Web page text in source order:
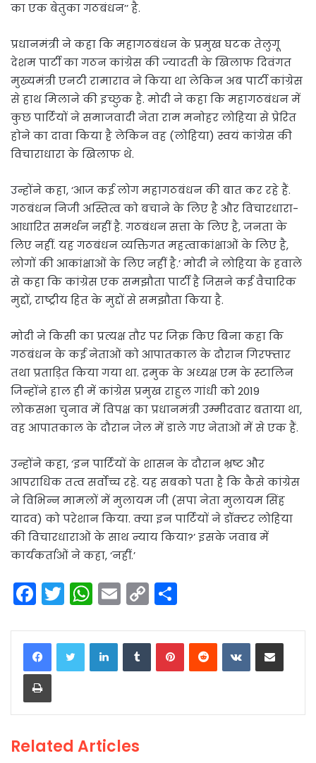
का एक बेतुका गठबंधन’’ है.
प्रधानमंत्री ने कहा कि महागठबंधन के प्रमुख घटक तेलुगू
देशम पार्टी का गठन कांग्रेस की ज्यादती के खिलाफ दिवंगत
मुख्यमंत्री एनटी रामाराव ने किया था लेकिन अब पार्टी कांग्रेस
से हाथ मिलाने की इच्छुक है. मोदी ने कहा कि महागठबंधन में
कुछ पार्टियों ने समाजवादी नेता राम मनोहर लोहिया से प्रेरित
होने का दावा किया है लेकिन वह (लोहिया) स्वयं कांग्रेस की
विचाराधारा के खिलाफ थे.
उन्होंने कहा, ‘आज कई लोग महागठबंधन की बात कर रहे हैं.
गठबंधन निजी अस्तित्व को बचाने के लिए है और विचारधारा-
आधारित समर्थन नहीं है. गठबंधन सत्ता के लिए है, जनता के
लिए नहीं. यह गठबंधन व्यक्तिगत महत्वाकांक्षाओं के लिए है,
लोगों की आकांक्षाओं के लिए नहीं है.’ मोदी ने लोहिया के हवाले
से कहा कि कांग्रेस एक समझौता पार्टी है जिसने कई वैचारिक
मुद्दों, राष्ट्रीय हित के मुद्दों से समझौता किया है.
मोदी ने किसी का प्रत्यक्ष तौर पर जिक्र किए बिना कहा कि
गठबंधन के कई नेताओं को आपातकाल के दौरान गिरफ्तार
तथा प्रताड़ित किया गया था. द्रमुक के अध्यक्ष एम के स्टालिन
जिन्होंने हाल ही में कांग्रेस प्रमुख राहुल गांधी को 2019
लोकसभा चुनाव में विपक्ष का प्रधानमंत्री उम्मीदवार बताया था,
वह आपातकाल के दौरान जेल में डाले गए नेताओं में से एक हैं.
उन्होंने कहा, ‘इन पार्टियों के शासन के दौरान भ्रष्ट और
आपराधिक तत्व सर्वोच्च रहे. यह सबको पता है कि कैसे कांग्रेस
ने विभिन्न मामलों में मुलायम जी (सपा नेता मुलायम सिंह
यादव) को परेशान किया. क्या इन पार्टियों ने डॉक्टर लोहिया
की विचारधाराओं के साथ न्याय किया?’ इसके जवाब में
कार्यकर्ताओं ने कहा, ‘नहीं.’
F
c
e
b
o
k
T
itt
er
W
a
ts
p
E
ai
l
C
p
y
n
ar
e
LinkedInTumblrPinterestReddit VKontakteShare via Email
Print
Related Articles